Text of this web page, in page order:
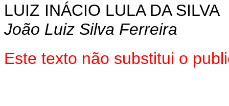
LUIZ INÁCIO LULA DA SILVA
João Luiz Silva Ferreira
Este texto não substitui o